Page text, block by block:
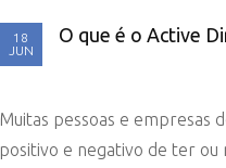
18
JUN
O que é o Active
Muitas pessoas e empresas
positivo e negativo de ter